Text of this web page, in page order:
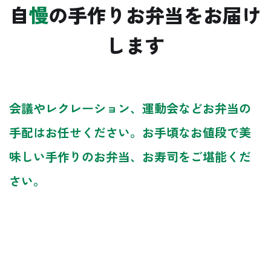
自慢の手作りお弁当をお届け
します
会議やレクレーション、運動会などお弁当の
手配はお任せください。お手頃なお値段で美
味しい手作りのお弁当、お寿司をご堪能くだ
さい。